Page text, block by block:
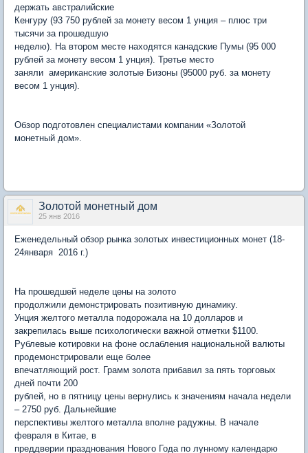
держать австралийские
Кенгуру (93 750 рублей за монету весом 1 унция – плюс три
тысячи за прошедшую
неделю). На втором месте находятся канадские Пумы (95 000
рублей за монету весом 1 унция). Третье место
заняли американские золотые Бизоны (95000 руб. за монету
весом 1 унция).
Обзор подготовлен специалистами компании «Золотой
монетный дом».
Золотой монетный дом
25 янв 2016
Еженедельный обзор рынка золотых инвестиционных монет (18-
24января 2016 г.)
На прошедшей неделе цены на золото
продолжили демонстрировать позитивную динамику.
Унция желтого металла подорожала на 10 долларов и
закрепилась выше психологически важной отметки $1100.
Рублевые котировки на фоне ослабления национальной валюты
продемонстрировали еще более
впечатляющий рост. Грамм золота прибавил за пять торговых
дней почти 200
рублей, но в пятницу цены вернулись к значениям начала недели
– 2750 руб. Дальнейшие
перспективы желтого металла вполне радужны. В начале
февраля в Китае, в
преддверии празднования Нового Года по лунному календарю